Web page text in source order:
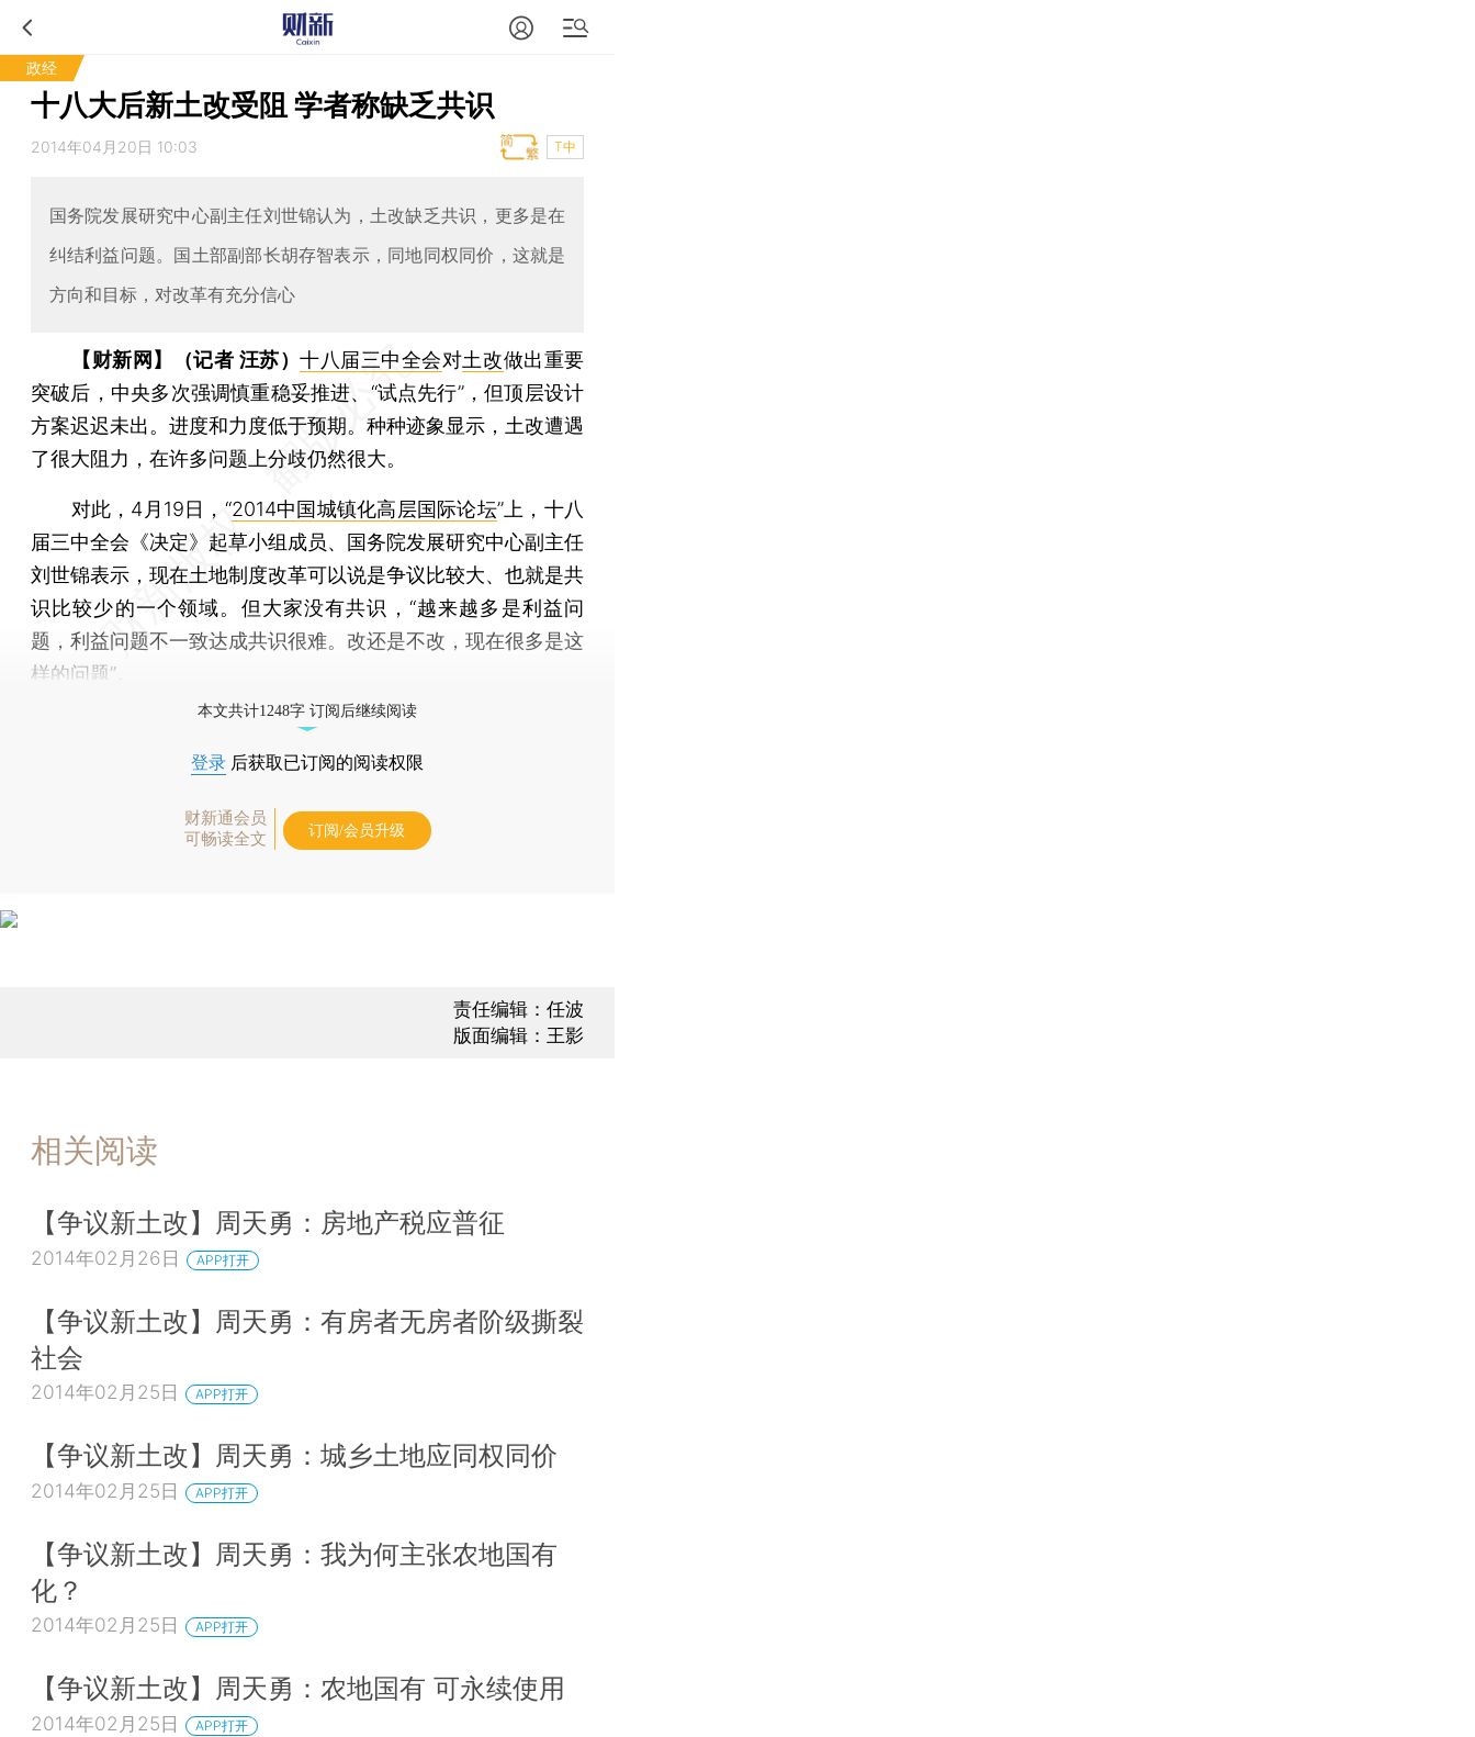
政经
十八大后新土改受阻 学者称缺乏共识
2014年04月20日 10:03 T中
国务院发展研究中心副主任刘世锦认为，土改缺乏共识，更多是在
纠结利益问题。国土部副部长胡存智表示，同地同权同价，这就是
方向和目标，对改革有充分信心
【财新网】（记者 汪苏）十八届三中全会对土改做出重要
突破后，中央多次强调慎重稳妥推进、“试点先行”，但顶层设计
方案迟迟未出。进度和力度低于预期。种种迹象显示，土改遭遇
了很大阻力，在许多问题上分歧仍然很大。
对此，4月19日，“2014中国城镇化高层国际论坛”上，十八
届三中全会《决定》起草小组成员、国务院发展研究中心副主任
刘世锦表示，现在土地制度改革可以说是争议比较大、也就是共
识比较少的一个领域。但大家没有共识，“越来越多是利益问
题，利益问题不一致达成共识很难。改还是不改，现在很多是这
样的问题”。
本文共计1248字 订阅后继续阅读
登录 后获取已订阅的阅读权限
财新通会员
可畅读全文
订阅/会员升级
责任编辑：任波
版面编辑：王影
相关阅读
【争议新土改】周天勇：房地产税应普征
2014年02月26日 APP打开
【争议新土改】周天勇：有房者无房者阶级撕裂
社会
2014年02月25日 APP打开
【争议新土改】周天勇：城乡土地应同权同价
2014年02月25日 APP打开
【争议新土改】周天勇：我为何主张农地国有
化？
2014年02月25日 APP打开
【争议新土改】周天勇：农地国有 可永续使用
2014年02月25日 APP打开